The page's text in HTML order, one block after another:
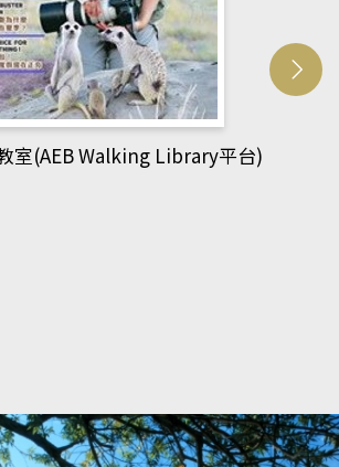
網管人(kono平台)